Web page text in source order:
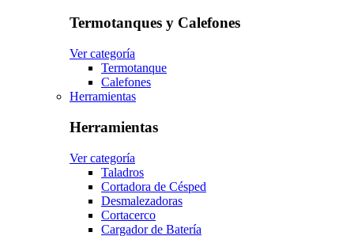
Termotanques y Calefones
Ver categoría
Termotanque
Calefones
Herramientas
Herramientas
Ver categoría
Taladros
Cortadora de Césped
Desmalezadoras
Cortacerco
Cargador de Batería